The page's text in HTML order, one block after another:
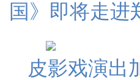
国》即将走进
皮影戏演出